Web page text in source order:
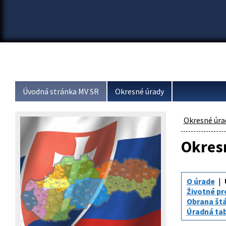
Úvodná stránka MV SR Okresné úrady
Okresné
O úrade
Životné
Obrana
Úradná